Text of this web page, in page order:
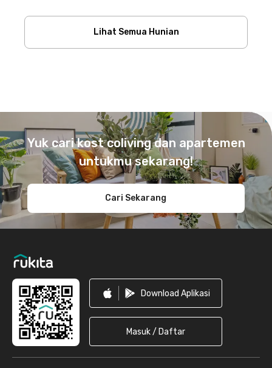
Lihat Semua Hunian
Yuk cari kost coliving dan apartemen
untukmu sekarang!
Cari Sekarang
Download Aplikasi
Masuk / Daftar